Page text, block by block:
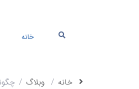
خانه
خانه وبلاگ